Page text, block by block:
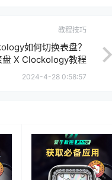
教程技巧
如何切换表盘？
盘 X Clockology教程
2024-4-28 0:58:57